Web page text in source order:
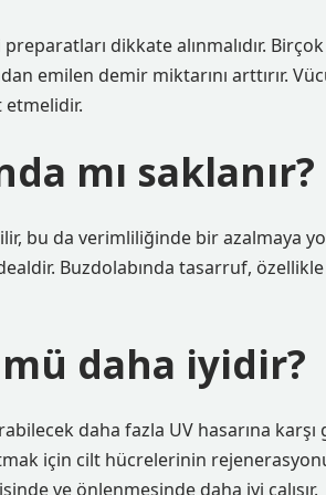
dikkate alınmalıdır. Birçok
emilen demir miktarını arttırır.
etmelidir.
mı saklanır?
bu da verimliliğinde bir azalmaya
Buzdolabında tasarruf, özellikle
daha iyidir?
daha fazla UV hasarına
için cilt hücrelerinin
ve önlenmesinde daha iyi çalışır.